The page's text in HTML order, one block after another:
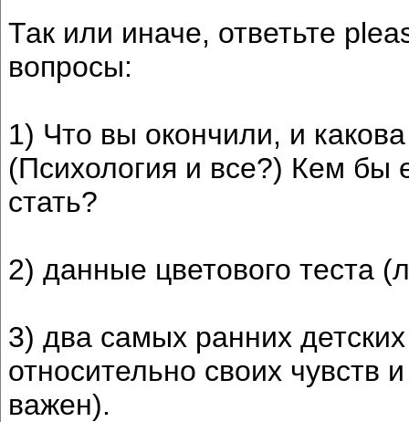
Так или иначе, ответьте
вопросы:
1) Что вы окончили, и
(Психология и все?) Кем бы
стать?
2) данные цветового теста
3) два самых ранних
относительно своих чувств
важен).